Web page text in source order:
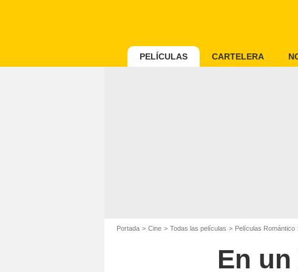
PELÍCULAS CARTELERA
Portada Cine Todas las películas Películas Romántico
En